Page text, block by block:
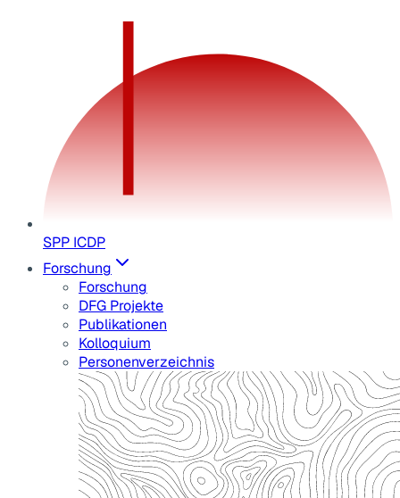
SPP ICDP
Forschung
Forschung
DFG Projekte
Publikationen
Kolloquium
Personenverzeichnis